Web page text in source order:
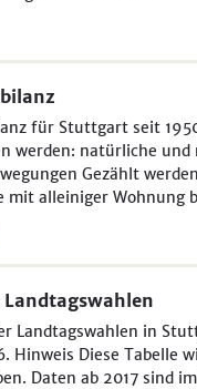
für Stuttgart seit
werden: natürliche und
Gezählt
mit alleiniger Wohnung
Landtagswahlen
Landtagswahlen in
Hinweis Diese Tabelle
Daten ab 2017 sind